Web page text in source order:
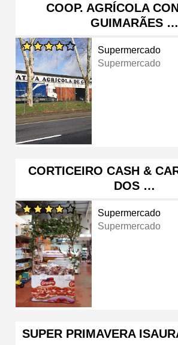
COOP. AGRÍCOLA
GUIMARÃES …
Supermercado
Supermercado
CORTICEIRO CASH &
DOS …
Supermercado
Supermercado
SUPER PRIMAVERA